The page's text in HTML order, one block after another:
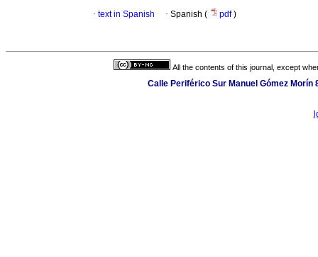
· text in Spanish · Spanish ( pdf)
All the contents of this journal, except
Calle Periférico Sur Manuel Gómez Morín